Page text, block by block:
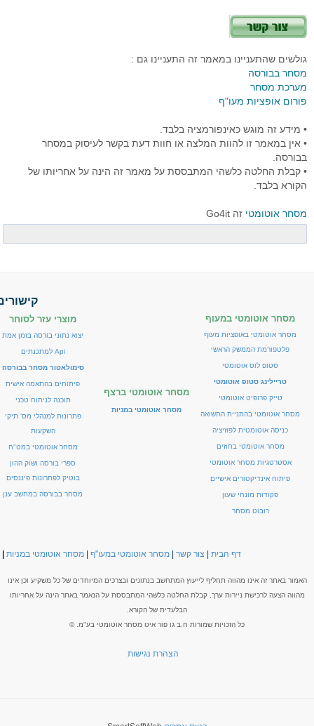
גולשים שהתעניינו במאמר זה התעניינו גם :
מסחר בבורסה
מערכת מסחר
פורום אופציות מעו"ף
• מידע זה מוגש כאינפורמציה בלבד.
• אין במאמר זו להוות המלצה או חוות דעת בקשר לעיסוק במסחר
בבורסה.
• קבלת החלטה כלשהי המתבססת על מאמר זה הינה על אחריותו של
הקורא בלבד.
מסחר אוטומטי זה Go4it
מסחר אוטומטי במעוף
מסחר אוטומטי באופציות מעוף
פלטפורמת הממשק הראשי
סטופ לוס אוטומטי
טריילינג סטופ אוטומטי
טייק פרופיט אוטומטי
מסחר אוטומטי בהתניית התשואה
כניסה אוטומטית לפוזיציה
מסחר אוטומטי בחוזים
אסטרטגיות מסחר אוטומטי
פיתוח אינדיקטורים אישיים
פקודות מונחי שעון
רובוט מסחר
מסחר אוטומטי ברצף
מסחר אוטומטי במניות
מוצרי עזר לסוחר
יצוא נתוני בורסה בזמן אמת
Api למתכנתים
סימולאטור מסחר בבורסה
פיתוחים בהתאמה אישית
תוכנה לניתוח טכני
פתרונות למנהלי מס' תיקי
השקעות
מסחר אוטומטי במט"ח
ספרי בורסה ושוק ההון
בוטיק לפתרונות פיננסים
מסחר בבורסה במחשב ענן
דף הבית צור קשר מסחר אוטומטי במעו"ף מסחר אוטומטי במניות
האמור באתר זה אינו מהווה תחליף לייעוץ המתחשב בנתונים ובצרכים המיוחדים של כל משקיע וכן אינו
מהווה הצעה לרכישת ניירות ערך, קבלת החלטה כלשהי המתבססת על הנאמר באתר הינה על אחריותו
הבלעדית של הקורא.
כל הזכויות שמורות ח.ב גו פור איט מסחר אוטומטי בע"מ. ©
הצהרת נגישות